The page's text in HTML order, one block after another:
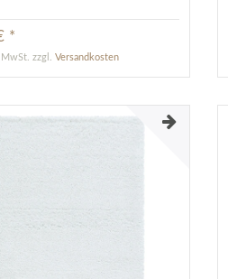
*
zzgl. Versandkosten